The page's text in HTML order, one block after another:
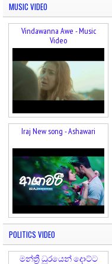
MUSIC VIDEO
Vindawanna Awe - Music
Video
Iraj New song - Ashawari
POLITICS VIDEO
මන්ත්‍රී ධුරයෙන් දොට්ට